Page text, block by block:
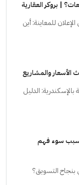
| بروكر العقارية
للمعاينة: أين
الدليل
بسبب سوء فهم
التسويق؟